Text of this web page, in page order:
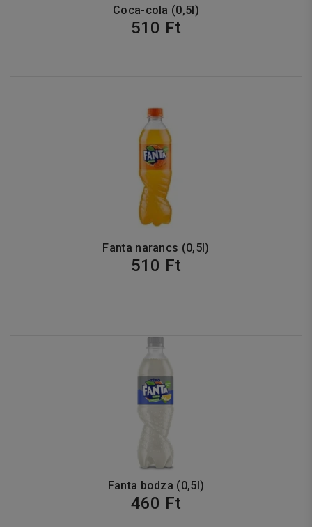
Coca-cola (0,5l)
510 Ft
Fanta narancs (0,5l)
510 Ft
Fanta bodza (0,5l)
460 Ft